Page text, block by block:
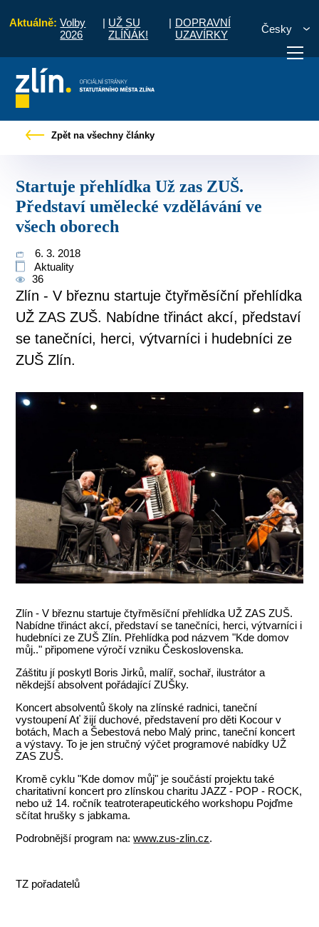
Aktuálně: Volby
2026
| UŽ SU
ZLÍŇÁK!
| DOPRAVNÍ
UZAVÍRKY
Česky
vyřídit Potřebuji zaplatit
Zpět na všechny články
Startuje přehlídka Už zas ZUŠ.
Představí umělecké vzdělávání ve
všech oborech
6. 3. 2018
Aktuality
36
Zlín - V březnu startuje čtyřměsíční přehlídka
UŽ ZAS ZUŠ. Nabídne třináct akcí, představí
se tanečníci, herci, výtvarníci i hudebníci ze
ZUŠ Zlín.
Zlín - V březnu startuje čtyřměsíční přehlídka UŽ ZAS ZUŠ.
Nabídne třináct akcí, představí se tanečníci, herci, výtvarníci i
hudebníci ze ZUŠ Zlín. Přehlídka pod názvem "Kde domov
můj.." připomene výročí vzniku Československa.
Záštitu jí poskytl Boris Jirků, malíř, sochař, ilustrátor a
někdejší absolvent pořádající ZUŠky.
Koncert absolventů školy na zlínské radnici, taneční
vystoupení Ať žijí duchové, představení pro děti Kocour v
botách, Mach a Šebestová nebo Malý princ, taneční koncert
a výstavy. To je jen stručný výčet programové nabídky UŽ
ZAS ZUŠ.
Kromě cyklu "Kde domov můj" je součástí projektu také
charitativní koncert pro zlínskou charitu JAZZ - POP - ROCK,
nebo už 14. ročník teatroterapeutického workshopu Pojďme
sčítat hrušky s jabkama.
Podrobnější program na:www.zus-zlin.cz.
TZ pořadatelů